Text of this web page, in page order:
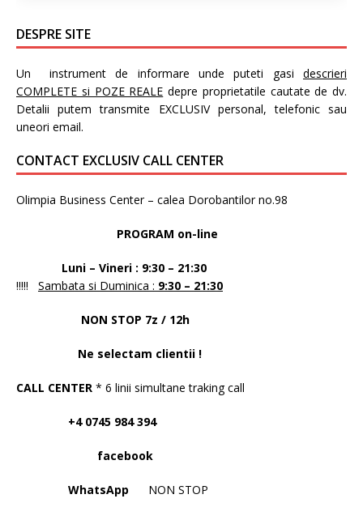
DESPRE SITE
Un instrument de informare unde puteti gasi descrieri
COMPLETE si POZE REALE depre proprietatile cautate de dv.
Detalii putem transmite EXCLUSIV personal, telefonic sau
uneori email.
CONTACT EXCLUSIV CALL CENTER
Olimpia Business Center – calea Dorobantilor no.98
PROGRAM on-line
Luni – Vineri : 9:30 – 21:30
!!!!! Sambata si Duminica : 9:30 – 21:30
NON STOP 7z / 12h
Ne selectam clientii !
CALL CENTER * 6 linii simultane traking call
+4 0745 984 394
facebook
WhatsApp NON STOP